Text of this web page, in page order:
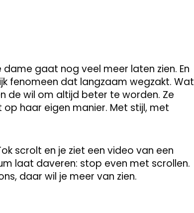
gaat nog veel meer laten zien. En
fenomeen dat langzaam wegzakt. Wat
de wil om altijd beter te worden. Ze
haar eigen manier. Met stijl, met
scrolt en je ziet een video van een
laat daveren: stop even met scrollen.
daar wil je meer van zien.